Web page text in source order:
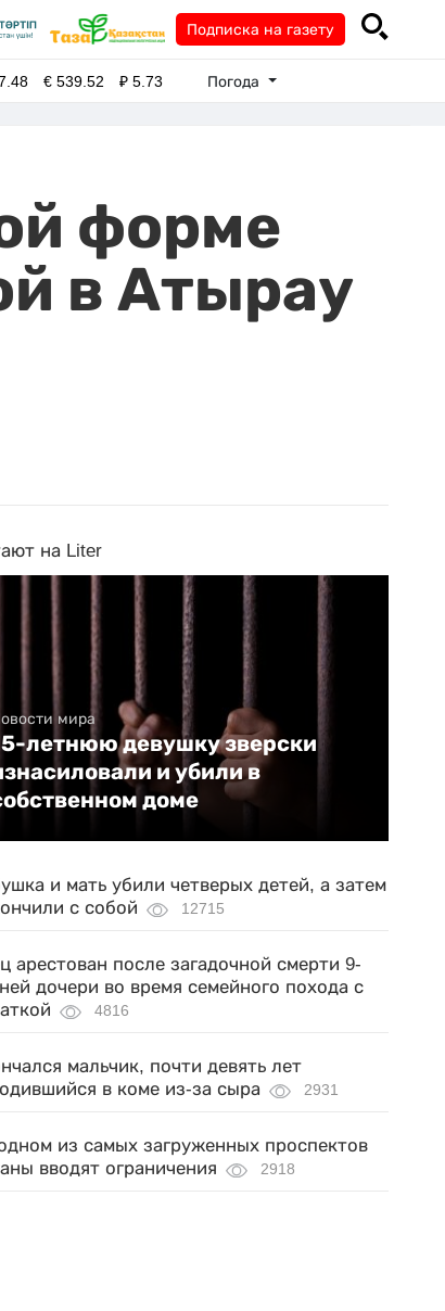
Подписка на газету
€539.52 ₽5.73 Погода
форме
в Атырау
на Liter
мира
летнюю девушку зверски
и убили в
доме
и мать убили четверых детей, а затем
с собой
12715
арестован после загадочной смерти 9-
дочери во время семейного похода с
4816
мальчик, почти девять лет
в коме из-за сыра
2931
из самых загруженных проспектов
вводят ограничения
2918